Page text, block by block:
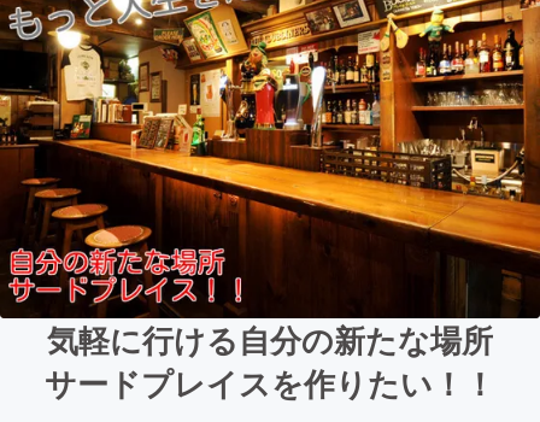
気軽に行ける自分の新たな場所
サードプレイスを作りたい！！